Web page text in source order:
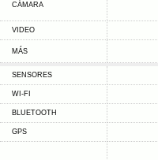
CÁMARA
VIDEO
MÁS
SENSORES
WI-FI
BLUETOOTH
GPS